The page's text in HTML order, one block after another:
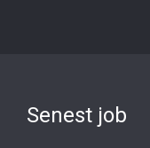
Senest job